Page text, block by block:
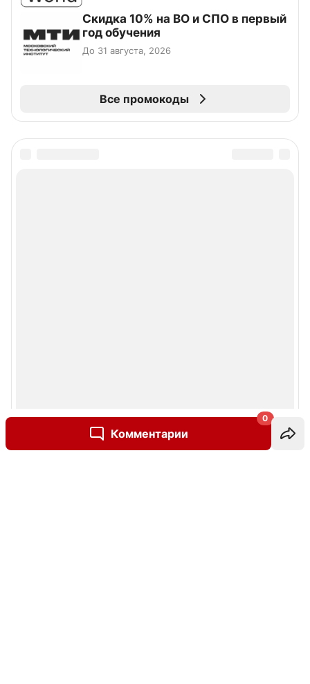
Комментарии
0
Скидка 10% на ВО и СПО в первый
год обучения
До 31 августа, 2026
Все промокоды